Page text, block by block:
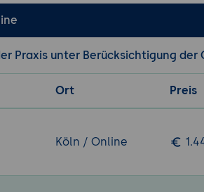
Grundsatzerklärung formuliert
Schulungen,
Einflussbereich zu minimieren
Präventionsmaßnahmen
Verhaltenskodizes,
Wenn Risiken eintreten oder
Praxis unter Berücksichtigung der
Ort Preis
Köln / Online